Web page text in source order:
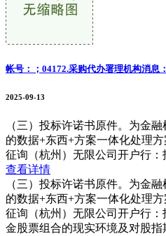
帐号：；04172.采购代办署理机构消息
2025-09-13
（三）投标许诺书原件。为金
的数据+东西+方案一体化处理
征询（杭州）无限公司开户行：
查看详情
（三）投标许诺书原件。为金
的数据+东西+方案一体化处理
征询（杭州）无限公司开户行：
金股票组合的现实环境及对股指